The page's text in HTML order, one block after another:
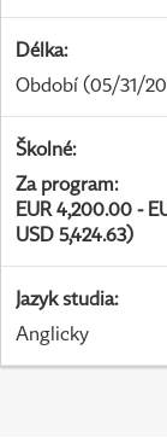
Délka:
Období (05/31/
Školné:
Za program:
EUR 4,200.00 -
USD 5,424.63)
Jazyk studia:
Anglicky